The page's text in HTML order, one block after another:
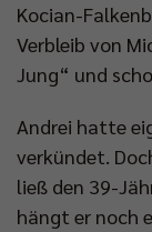
Kocian-
Verbleib von
Jung“ und
Andrei hatte
verkündet.
ließ den 39-
hängt er noch